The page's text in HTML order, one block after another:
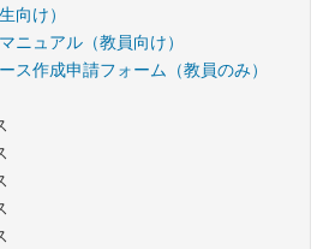
向け）
ニュアル（教員向け）
作成申請フォーム（教員のみ）